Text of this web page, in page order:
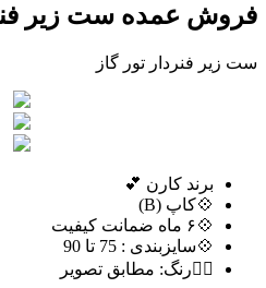
فروش عمده ست زیر
ست زیر فنردار تور گاز
برند کارن 💕
💠کاپ (B)
💠۶ ماه ضمانت کیفیت
💠سایزبندی : 75 تا 90
🏳️‍🌈رنگ: مطابق تصویر